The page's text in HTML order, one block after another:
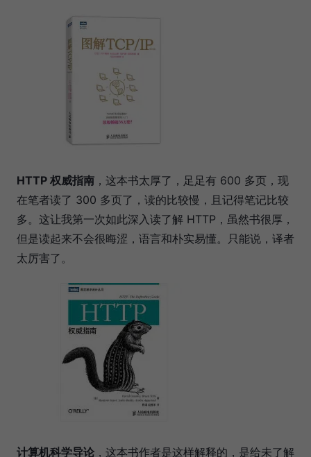
HTTP 权威指南 ，这本书太厚了，足足有 600 多页，现
在笔者读了 300 多页了，读的比较慢，且记得笔记比较
多。这让我第一次如此深入读了解 HTTP，虽然书很厚，
但是读起来不会很晦涩，语言和朴实易懂。只能说，译者
太厉害了。
计算机科学导论 ，这本书作者是这样解释的，是给未了解